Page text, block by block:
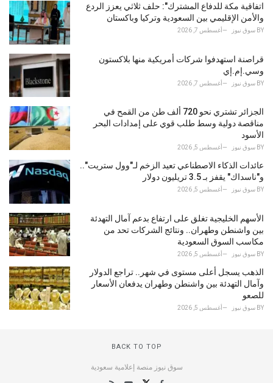
o
r
i
:
اتفاقية مكة للدفاع المشترك": حلف ثلاثي يعزز الردع
والأمن الإقليمي بين السعودية وتركيا وباكستان
BY سوق نيوز أغسطس 7, 2026
قراصنة استهدفوا شركات أمريكية منها بلاكستون
وسي.إم.إي
BY سوق نيوز أغسطس 7, 2026
الجزائر تشتري نحو 720 ألف طن من القمح في
مناقصة دولية وسط طلب قوي على إمدادات البحر
الأسود
BY سوق نيوز أغسطس 5, 2026
عائدات الذكاء الاصطناعي تعيد الزخم لـ"وول ستريت"..
و"ناسداك" يقفز بـ 3.5 تريليون دولار
BY سوق نيوز أغسطس 5, 2026
الأسهم الخليجية تغلق على ارتفاع بدعم آمال التهدئة
بين واشنطن وطهران.. ونتائج الشركات تحد من
مكاسب السوق السعودية
BY سوق نيوز أغسطس 5, 2026
الذهب يسجل أعلى مستوى في شهر.. تراجع الدولار
وآمال التهدئة بين واشنطن وطهران يدفعان الأسعار
للصعو
BY سوق نيوز أغسطس 5, 2026
BACK TO TOP
سوق نيوز منصة إعلامية سعودية